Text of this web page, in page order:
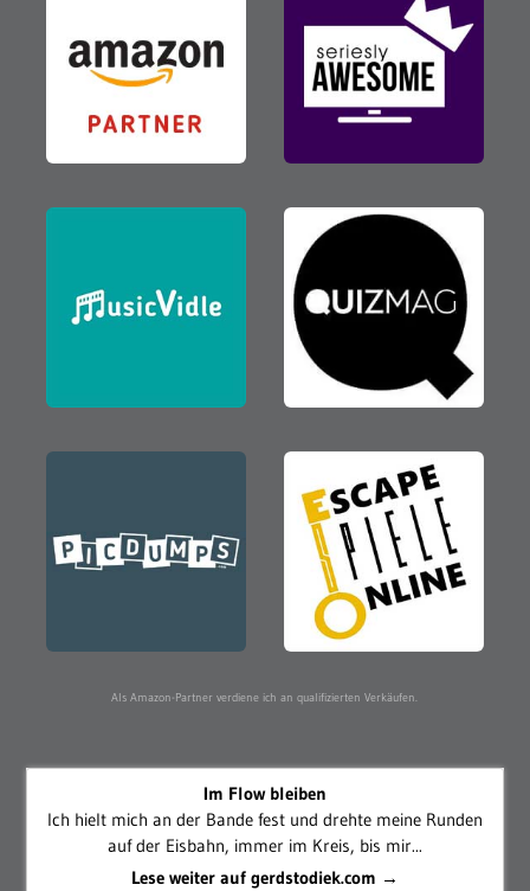
Als Amazon-Partner verdiene ich an qualifizierten Verkäufen.
Im Flow bleiben
Ich hielt mich an der Bande fest und drehte meine Runden
auf der Eisbahn, immer im Kreis, bis mir...
Lese weiter auf gerdstodiek.com →